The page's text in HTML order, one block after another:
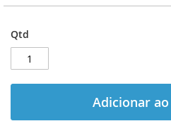
Qtd
Adicionar
imagens